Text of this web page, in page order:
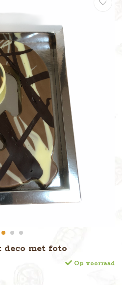
deco met foto
Op voorraad